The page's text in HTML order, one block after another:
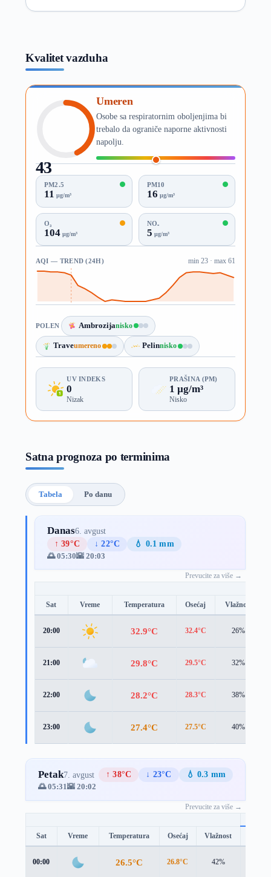
Kvalitet vazduha
43
AQI
Umeren
Osobe sa respiratornim oboljenjima bi
trebalo da ograniče naporne aktivnosti
napolju.
PM2.5
11 µg/m³
PM10
16 µg/m³
O₃
104µg/m³
NO₂
5 µg/m³
AQI — TREND (24H) min 23 · max 61
POLEN Ambrozijanisko
Traveumereno Pelinnisko
UV INDEKS
0
Nizak
PRAŠINA (PM)
1 µg/m³
Nisko
Satna prognoza po terminima
Tabela Po danu
Danas6. avgust
↑ 39°C
↓ 22°C
💧 0.1 mm
🌅 05:30🌇 20:03
Prevucite za više →
Sat Vreme Temperatura Osećaj Vlažnost
20:00 32.9°C 32.4°C 26%
21:00 29.8°C 29.5°C 32%
22:00 28.2°C 28.3°C 38%
23:00 27.4°C 27.5°C 40%
Petak7. avgust ↑ 38°C ↓ 23°C
💧 0.3 mm
🌅 05:31🌇 20:02
Prevucite za više →
Sat Vreme Temperatura Osećaj Vlažnost
00:00 26.5°C 26.8°C 42%